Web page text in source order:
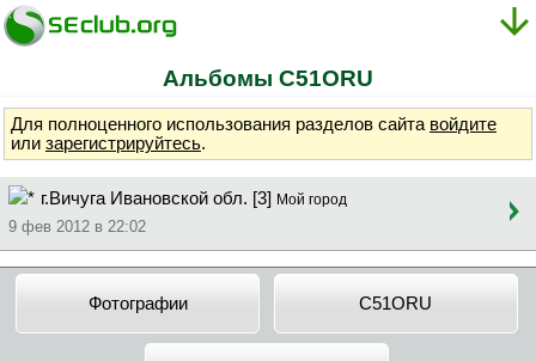
Альбомы C51ORU
Для полноценного использования разделов сайта войдите
или зарегистрируйтесь.
г.Вичуга Ивановской обл. [3] Мой город
9 фев 2012 в 22:02
Фотографии C51ORU